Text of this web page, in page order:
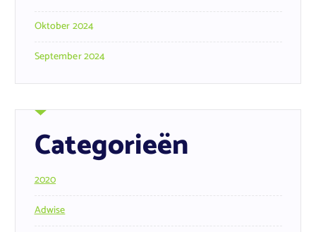
Oktober 2024
September 2024
Categorieën
2020
Adwise